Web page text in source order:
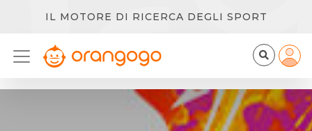
IL MOTORE DI RICERCA DEGLI SPORT